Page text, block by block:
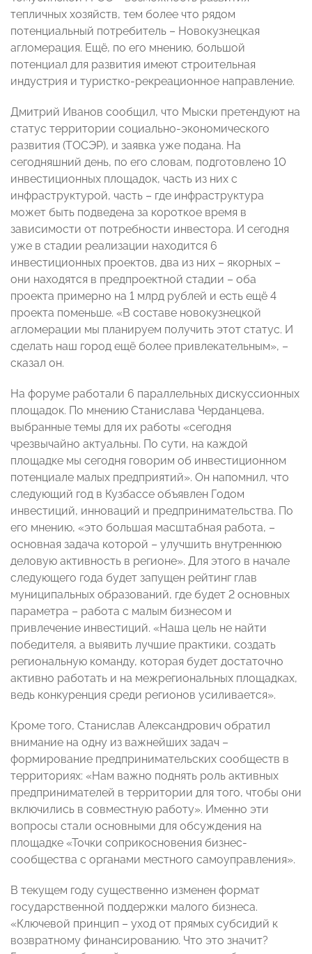
тепличных хозяйств, тем более что рядом
потенциальный потребитель – Новокузнецкая
агломерация. Ещё, по его мнению, большой
потенциал для развития имеют строительная
индустрия и туристко-рекреационное направление.
Дмитрий Иванов сообщил, что Мыски претендуют на
статус территории социально-экономического
развития (ТОСЭР), и заявка уже подана. На
сегодняшний день, по его словам, подготовлено 10
инвестиционных площадок, часть из них с
инфраструктурой, часть – где инфраструктура
может быть подведена за короткое время в
зависимости от потребности инвестора. И сегодня
уже в стадии реализации находится 6
инвестиционных проектов, два из них – якорных –
они находятся в предпроектной стадии – оба
проекта примерно на 1 млрд рублей и есть ещё 4
проекта поменьше. «В составе новокузнецкой
агломерации мы планируем получить этот статус. И
сделать наш город ещё более привлекательным», –
сказал он.
На форуме работали 6 параллельных дискуссионных
площадок. По мнению Станислава Черданцева,
выбранные темы для их работы «сегодня
чрезвычайно актуальны. По сути, на каждой
площадке мы сегодня говорим об инвестиционном
потенциале малых предприятий». Он напомнил, что
следующий год в Кузбассе объявлен Годом
инвестиций, инноваций и предпринимательства. По
его мнению, «это большая масштабная работа, –
основная задача которой – улучшить внутреннюю
деловую активность в регионе». Для этого в начале
следующего года будет запущен рейтинг глав
муниципальных образований, где будет 2 основных
параметра – работа с малым бизнесом и
привлечение инвестиций. «Наша цель не найти
победителя, а выявить лучшие практики, создать
региональную команду, которая будет достаточно
активно работать и на межрегиональных площадках,
ведь конкуренция среди регионов усиливается».
Кроме того, Станислав Александрович обратил
внимание на одну из важнейших задач –
формирование предпринимательских сообществ в
территориях: «Нам важно поднять роль активных
предпринимателей в территории для того, чтобы они
включились в совместную работу». Именно эти
вопросы стали основными для обсуждения на
площадке «Точки соприкосновения бизнес-
сообщества с органами местного самоуправления».
В текущем году существенно изменен формат
государственной поддержки малого бизнеса.
«Ключевой принцип – уход от прямых субсидий к
возвратному финансированию. Что это значит?